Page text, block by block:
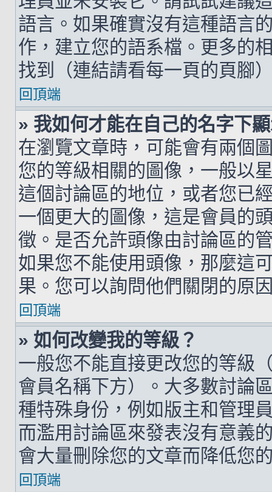
語言。如果確實沒有這種語言
作，建立您的語系檔。更多的
找到（連結請看每一頁的頁腳
回頂端
» 我如何才能在自己的名字下
在瀏覽文章時，可能會有兩個
您的等級相關的圖像，一般以
這個討論區的地位，或者您已
一個更大的圖像，這是會員的
徵。是否允許頭像由討論區的
如果您不能使用頭像，那麼這
果。您可以詢問他們關閉的原
回頂端
» 如何改變我的等級？
一般您不能直接更改您的等級
會員名稱下方）。大多數討論
種特殊身份，例如版主和管理
而濫用討論區來發表沒有意義
會大量刪除您的文章而降低您
回頂端